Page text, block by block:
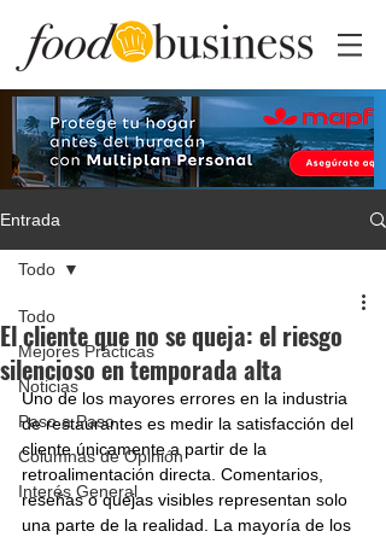
Entrada
Todo
Mejores Prácticas
Noticias
Paso a Paso
Columnas de Opinión
Interés General
Todo
El cliente que no se queja: el riesgo
silencioso en temporada alta
Uno de los mayores errores en la industria
de restaurantes es medir la satisfacción del
cliente únicamente a partir de la
retroalimentación directa. Comentarios,
reseñas o quejas visibles representan solo
una parte de la realidad. La mayoría de los